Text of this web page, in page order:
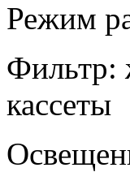
Режим
Фильтр:
кассеты